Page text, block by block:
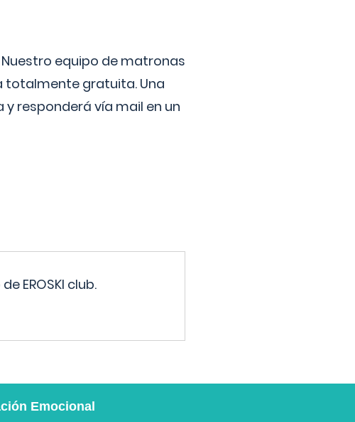
equipo de matronas
totalmente gratuita. Una
responderá vía mail en un
EROSKI club.
Emocional